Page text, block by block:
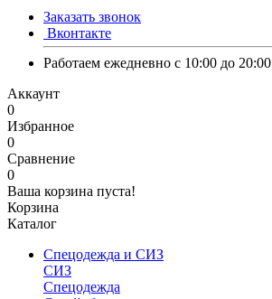
Заказать звонок
Вконтакте
Работаем ежедневно с 10:00 до 20:00
Аккаунт
0
Избранное
0
Сравнение
0
Ваша корзина пуста!
Корзина
Каталог
Спецодежда и СИЗ
СИЗ
Спецодежда